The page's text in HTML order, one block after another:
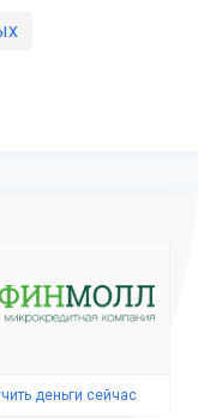
деньги сейчас